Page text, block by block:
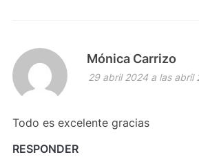
Mónica Carrizo
29 abril 2024 a las abril
Todo es excelente gracias
RESPONDER